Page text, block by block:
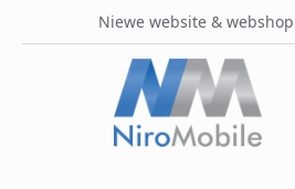
Niewe website & webshop